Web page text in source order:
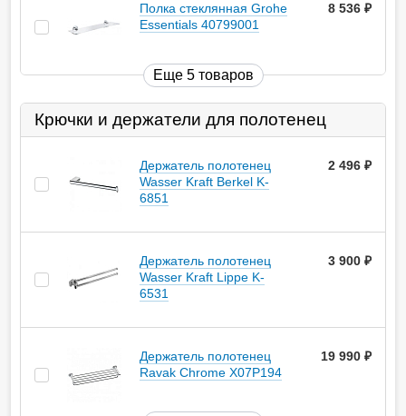
Полка стеклянная Grohe
Essentials 40799001
8 536
Еще 5 товаров
Крючки и держатели для полотенец
Держатель полотенец
Wasser Kraft Berkel K-
6851
2 496
Держатель полотенец
Wasser Kraft Lippe K-
6531
3 900
Держатель полотенец
Ravak Chrome X07P194
19 990